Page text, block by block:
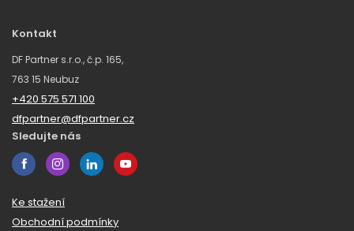
Kontakt
DF Partner s.r.o., č.p. 165,
763 15 Neubuz
+420 575 571 100
dfpartner@dfpartner.cz
Sledujte nás
Ke stažení
Obchodní podmínky